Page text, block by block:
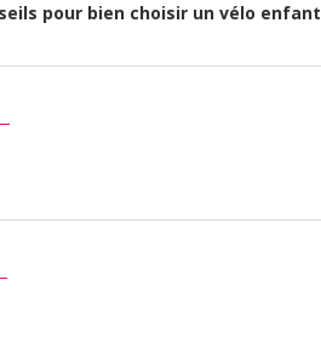
pour bien choisir un vélo enfant